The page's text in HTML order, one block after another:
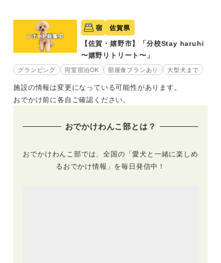
宿 佐賀県
【佐賀・嬉野市】「分校Stay haruhi
〜嬉野リトリート〜」
グランピング 同室宿泊OK 部屋食プランあり 大型犬まで
施設の情報は変更になっている可能性があります。
おでかけ前に各自ご確認ください。
おでかけわんこ部とは？
おでかけわんこ部では、全国の「愛犬と一緒に楽しめ
るおでかけ情報」を毎日発信中！